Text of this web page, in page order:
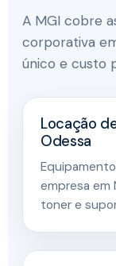
A MGI cobre
corporativa
único e custo
Locação
Odessa
empresa em
toner e